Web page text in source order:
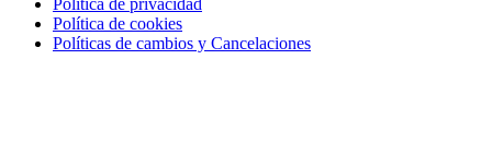
Política de privacidad
Política de cookies
Políticas de cambios y Cancelaciones